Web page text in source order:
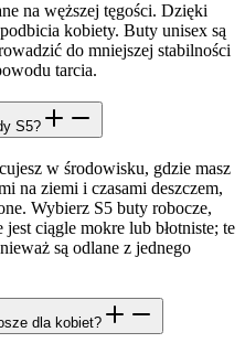
na węższej tęgości. Dzięki
kobiety. Buty unisex są
do mniejszej stabilności
tarcia.
S5?
w środowisku, gdzie masz
na ziemi i czasami deszczem,
Wybierz S5 buty robocze,
ciągle mokre lub błotniste; te
są odlane z jednego
dla kobiet?